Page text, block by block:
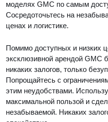
моделях GMC по самым
Сосредоточьтесь на
ценах и логистике.
Помимо доступных и низких
эксклюзивной арендой GMC
никаких залогов, только
Попрощайтесь с
этим неудобствами.
максимальной пользой и
незабываемой. Никаких